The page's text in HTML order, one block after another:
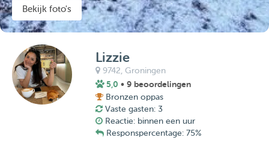
Bekijk foto's
Lizzie
9742,Groningen
5,0 • 9 beoordelingen
Bronzen oppas
Vaste gasten: 3
Reactie: binnen een uur
Responspercentage: 75%